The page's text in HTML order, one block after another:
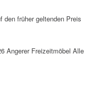
den früher geltenden Preis
Angerer Freizeitmöbel Alle